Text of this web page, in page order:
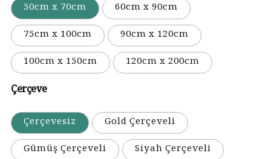
50cm x 70cm
60cm x 90cm
75cm x 100cm
90cm x 120cm
100cm x 150cm
120cm x 200cm
Çerçeve
Çerçevesiz
Gold Çerçeveli
Gümüş Çerçeveli
Siyah Çerçeveli